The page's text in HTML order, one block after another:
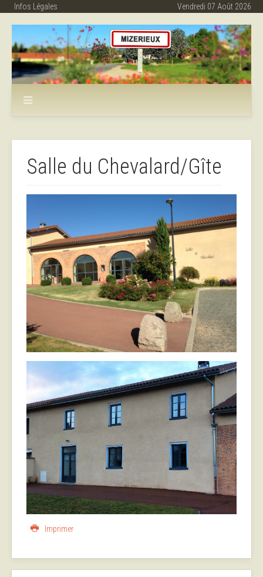
Infos Légales Vendredi 07 Août 2026
Salle du Chevalard/Gîte
Imprimer